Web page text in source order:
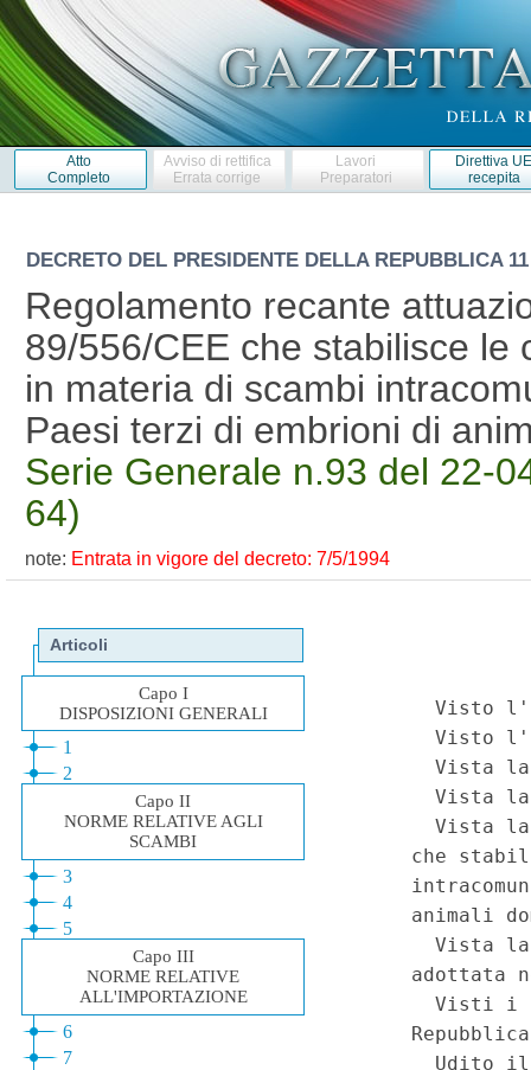
Atto
Completo
Avviso di rettifica
Errata corrige
Lavori
Preparatori
Direttiva
recepita
DECRETO DEL PRESIDENTE DELLA REPUBBLICA
Regolamento recante
89/556/CEE che stabilisce le
in materia di scambi
Paesi terzi di embrioni di
Serie Generale n.93 del 22-
64)
note: Entrata in vigore del decreto: 7/5/1994